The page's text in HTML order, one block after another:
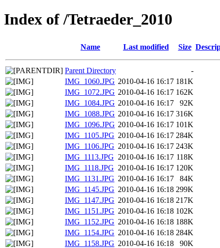
Index of /Tetraeder_2010
Name Last modified Size
Parent Directory
-
IMG_1060.JPG 2010-04-16 16:17 181K
IMG_1072.JPG 2010-04-16 16:17 162K
IMG_1084.JPG 2010-04-16 16:17
92K
IMG_1088.JPG 2010-04-16 16:17 316K
IMG_1096.JPG 2010-04-16 16:17 101K
IMG_1105.JPG 2010-04-16 16:17 284K
IMG_1106.JPG 2010-04-16 16:17 243K
IMG_1113.JPG 2010-04-16 16:17 118K
IMG_1118.JPG 2010-04-16 16:17 120K
IMG_1131.JPG 2010-04-16 16:17
84K
IMG_1145.JPG 2010-04-16 16:18 299K
IMG_1147.JPG 2010-04-16 16:18 217K
IMG_1151.JPG 2010-04-16 16:18 102K
IMG_1152.JPG 2010-04-16 16:18 188K
IMG_1154.JPG 2010-04-16 16:18 284K
IMG_1158.JPG 2010-04-16 16:18
90K